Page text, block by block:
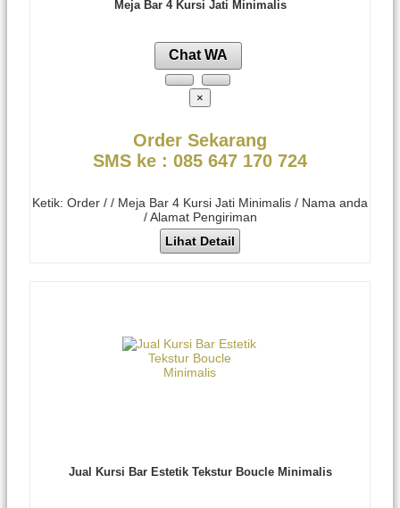
Meja Bar 4 Kursi Jati Minimalis
Chat WA
×
Order Sekarang
SMS ke : 085 647 170 724
Ketik: Order / / Meja Bar 4 Kursi Jati Minimalis / Nama anda
/ Alamat Pengiriman
Lihat Detail
Jual Kursi Bar Estetik Tekstur Boucle Minimalis